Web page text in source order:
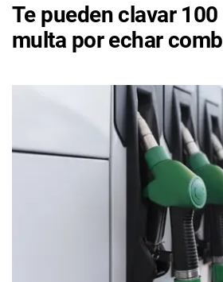
Te pueden clavar
multa por echar